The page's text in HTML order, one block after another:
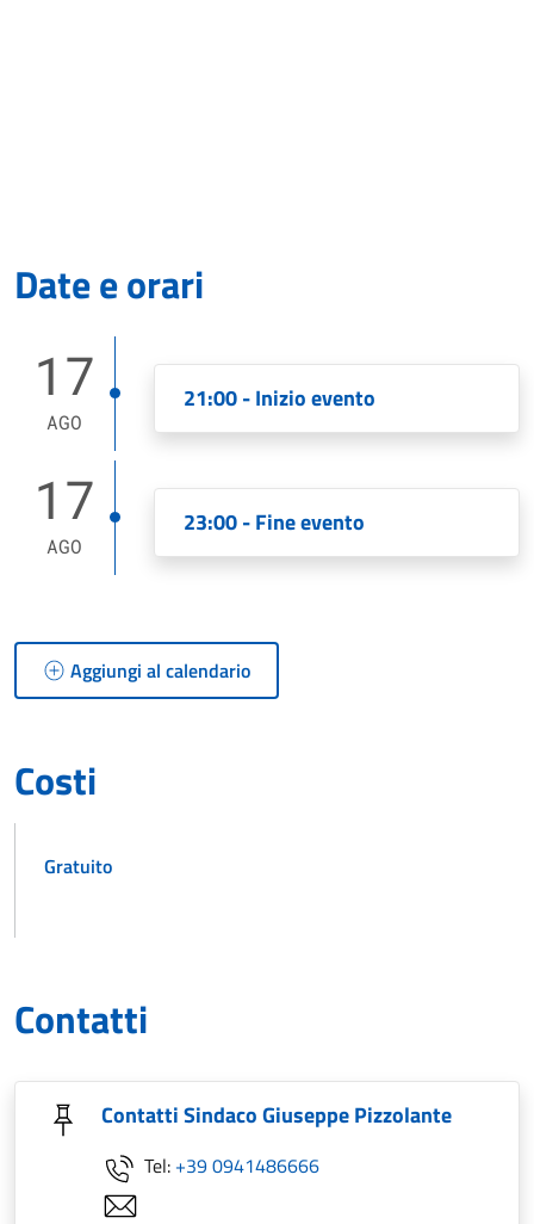
Date e orari
17
AGO
21:00 - Inizio evento
17
AGO
23:00 - Fine evento
Aggiungi al calendario
Costi
Gratuito
Contatti
Contatti Sindaco Giuseppe Pizzolante
Tel: +39 0941486666